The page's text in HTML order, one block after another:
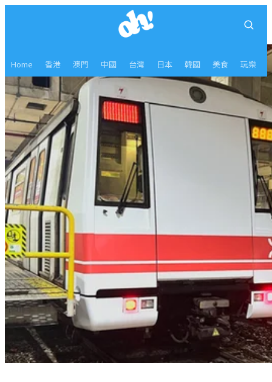
Home 香港 澳門 中國 台灣 日本 韓國 美食 玩樂